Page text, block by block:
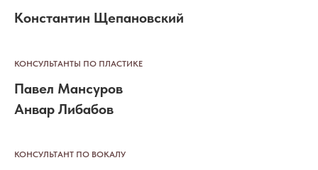
Константин Щепановский
КОНСУЛЬТАНТЫ ПО ПЛАСТИКЕ
Павел Мансуров
Анвар Либабов
КОНСУЛЬТАНТ ПО ВОКАЛУ